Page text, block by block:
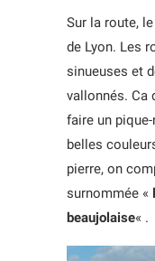
Sur la route,
de Lyon. Les
sinueuses et
vallonnés. Ca
faire un
belles
pierre, on
surnommée «
beaujolaise« .